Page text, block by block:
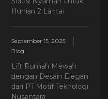
Hunian 2 Lantai
Lift Rumah Mewah
dengan Desain Elegan
dari PT Motif Teknologi
Nusantara
September 15, 2025
Blog